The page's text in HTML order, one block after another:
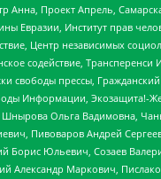
Проект Апрель,
Евразии, Институт прав
Центр независимых
содействие, Трансперенси
свободы прессы,
Информации, Экозащита!-
Шнырова Ольга Вадимовна,
Пивоваров Андрей
Борис Юльевич, Созаев
Александр Маркович,